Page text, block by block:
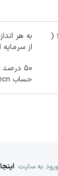
(
به هر
از
۵۰
حساب ecn بروکر اینوسلو
به سایت اینجا